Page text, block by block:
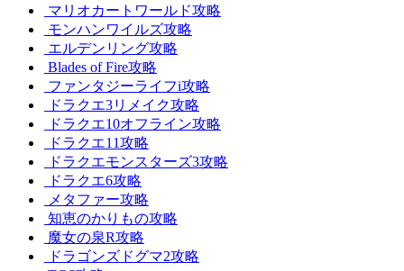
マリオカートワールド攻略
モンハンワイルズ攻略
エルデンリング攻略
Blades of Fire攻略
ファンタジーライフi攻略
ドラクエ3リメイク攻略
ドラクエ10オフライン攻略
ドラクエ11攻略
ドラクエモンスターズ3攻略
ドラクエ6攻略
メタファー攻略
知恵のかりもの攻略
魔女の泉R攻略
ドラゴンズドグマ2攻略